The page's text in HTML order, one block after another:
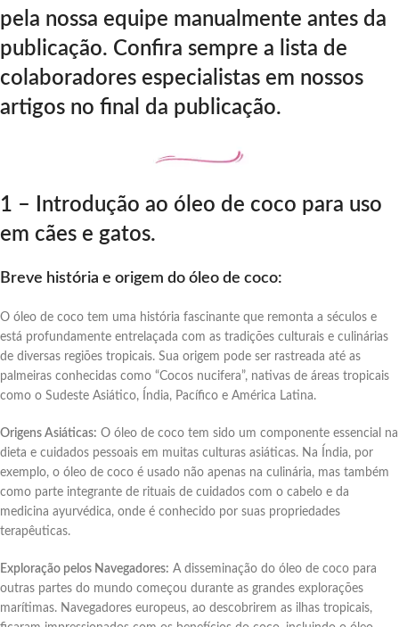
pela nossa equipe manualmente antes da
publicação. Confira sempre a lista de
colaboradores especialistas em nossos
artigos no final da publicação.
1 – Introdução ao óleo de coco para uso
em cães e gatos.
Breve história e origem do óleo de coco:
O óleo de coco tem uma história fascinante que remonta a séculos e
está profundamente entrelaçada com as tradições culturais e culinárias
de diversas regiões tropicais. Sua origem pode ser rastreada até as
palmeiras conhecidas como “Cocos nucifera”, nativas de áreas tropicais
como o Sudeste Asiático, Índia, Pacífico e América Latina.
Origens Asiáticas: O óleo de coco tem sido um componente essencial na
dieta e cuidados pessoais em muitas culturas asiáticas. Na Índia, por
exemplo, o óleo de coco é usado não apenas na culinária, mas também
como parte integrante de rituais de cuidados com o cabelo e da
medicina ayurvédica, onde é conhecido por suas propriedades
terapêuticas.
Exploração pelos Navegadores: A disseminação do óleo de coco para
outras partes do mundo começou durante as grandes explorações
marítimas. Navegadores europeus, ao descobrirem as ilhas tropicais,